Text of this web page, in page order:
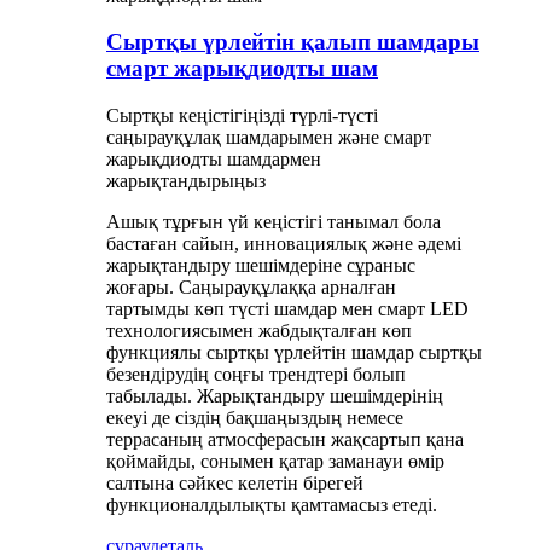
Сыртқы үрлейтін қалып шамдары
смарт жарықдиодты шам
Сыртқы кеңістігіңізді түрлі-түсті
саңырауқұлақ шамдарымен және смарт
жарықдиодты шамдармен
жарықтандырыңыз
Ашық тұрғын үй кеңістігі танымал бола
бастаған сайын, инновациялық және әдемі
жарықтандыру шешімдеріне сұраныс
жоғары. Саңырауқұлаққа арналған
тартымды көп түсті шамдар мен смарт LED
технологиясымен жабдықталған көп
функциялы сыртқы үрлейтін шамдар сыртқы
безендірудің соңғы трендтері болып
табылады. Жарықтандыру шешімдерінің
екеуі де сіздің бақшаңыздың немесе
террасаның атмосферасын жақсартып қана
қоймайды, сонымен қатар заманауи өмір
салтына сәйкес келетін бірегей
функционалдылықты қамтамасыз етеді.
сұраудеталь